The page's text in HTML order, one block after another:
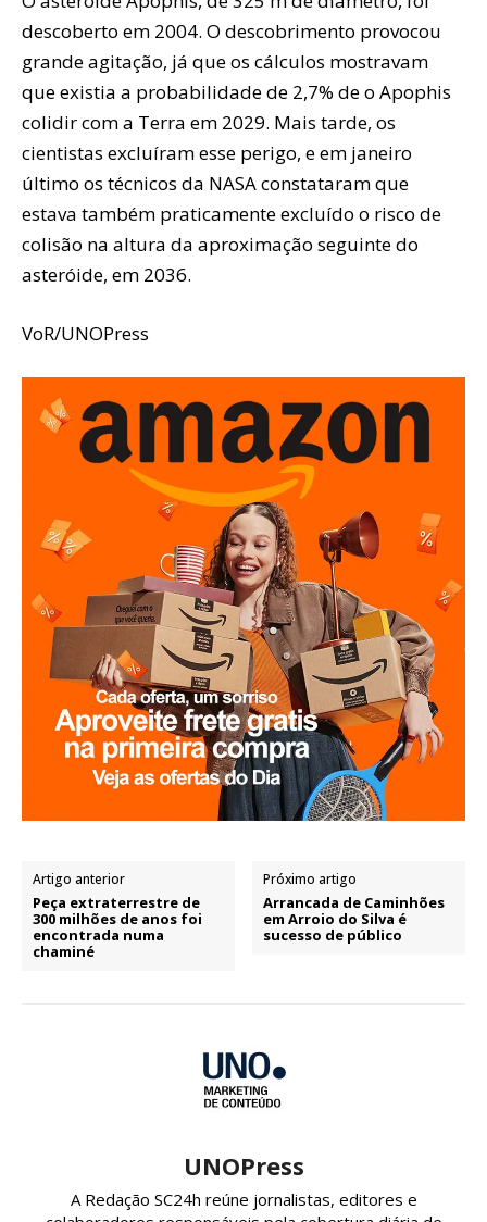
descoberto em 2004. O descobrimento provocou
grande agitação, já que os cálculos mostravam
que existia a probabilidade de 2,7% de o Apophis
colidir com a Terra em 2029. Mais tarde, os
cientistas excluíram esse perigo, e em janeiro
último os técnicos da NASA constataram que
estava também praticamente excluído o risco de
colisão na altura da aproximação seguinte do
asteróide, em 2036.
VoR/UNOPress
Artigo anterior
Peça extraterrestre de
300 milhões de anos foi
encontrada numa
chaminé
Próximo artigo
Arrancada de Caminhões
em Arroio do Silva é
sucesso de público
UNOPress
A Redação SC24h reúne jornalistas, editores e